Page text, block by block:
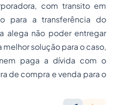
com transito em
para a transferência do
alega não poder entregar
solução para o caso,
paga a dívida com o
de compra e venda para o